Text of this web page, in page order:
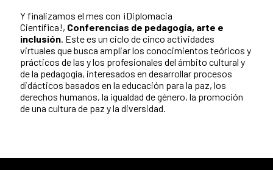
Y finalizamos el mes con ¡Diplomacia
Científica!, Conferencias de pedagogía, arte e
inclusión. Este es un ciclo de cinco actividades
virtuales que busca ampliar los conocimientos teóricos y
prácticos de las y los profesionales del ámbito cultural y
de la pedagogía, interesados en desarrollar procesos
didácticos basados en la educación para la paz, los
derechos humanos, la igualdad de género, la promoción
de una cultura de paz y la diversidad.